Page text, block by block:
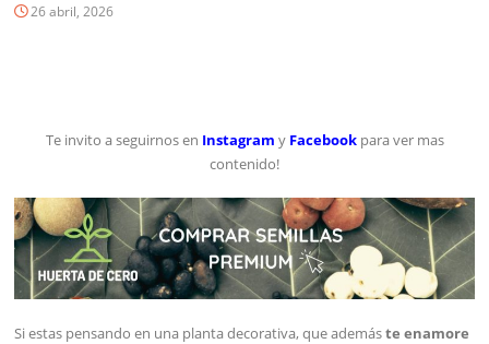
26 abril, 2026
Te invito a seguirnos en Instagram y Facebook para ver mas
contenido!
Si estas pensando en una planta decorativa, que ademáste enamore